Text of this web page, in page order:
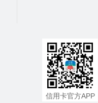
信用卡官方APP